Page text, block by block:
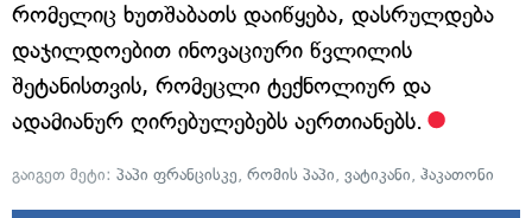
რომელიც ხუთშაბათს დაიწყება, დასრულდება
დაჯილდოებით ინოვაციური წვლილის
შეტანისთვის, რომეცლი ტექნოლიურ და
ადამიანურ ღირებულებებს აერთიანებს.
გაიგეთ მეტი: პაპი ფრანცისკე, რომის პაპი, ვატიკანი, ჰაკათონი